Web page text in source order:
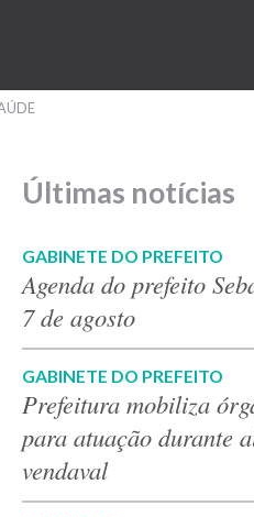
Últimas notícias
GABINETE DO PREFEITO
Agenda do prefeito
7 de agosto
GABINETE DO PREFEITO
Prefeitura mobiliza
para atuação durante
vendaval